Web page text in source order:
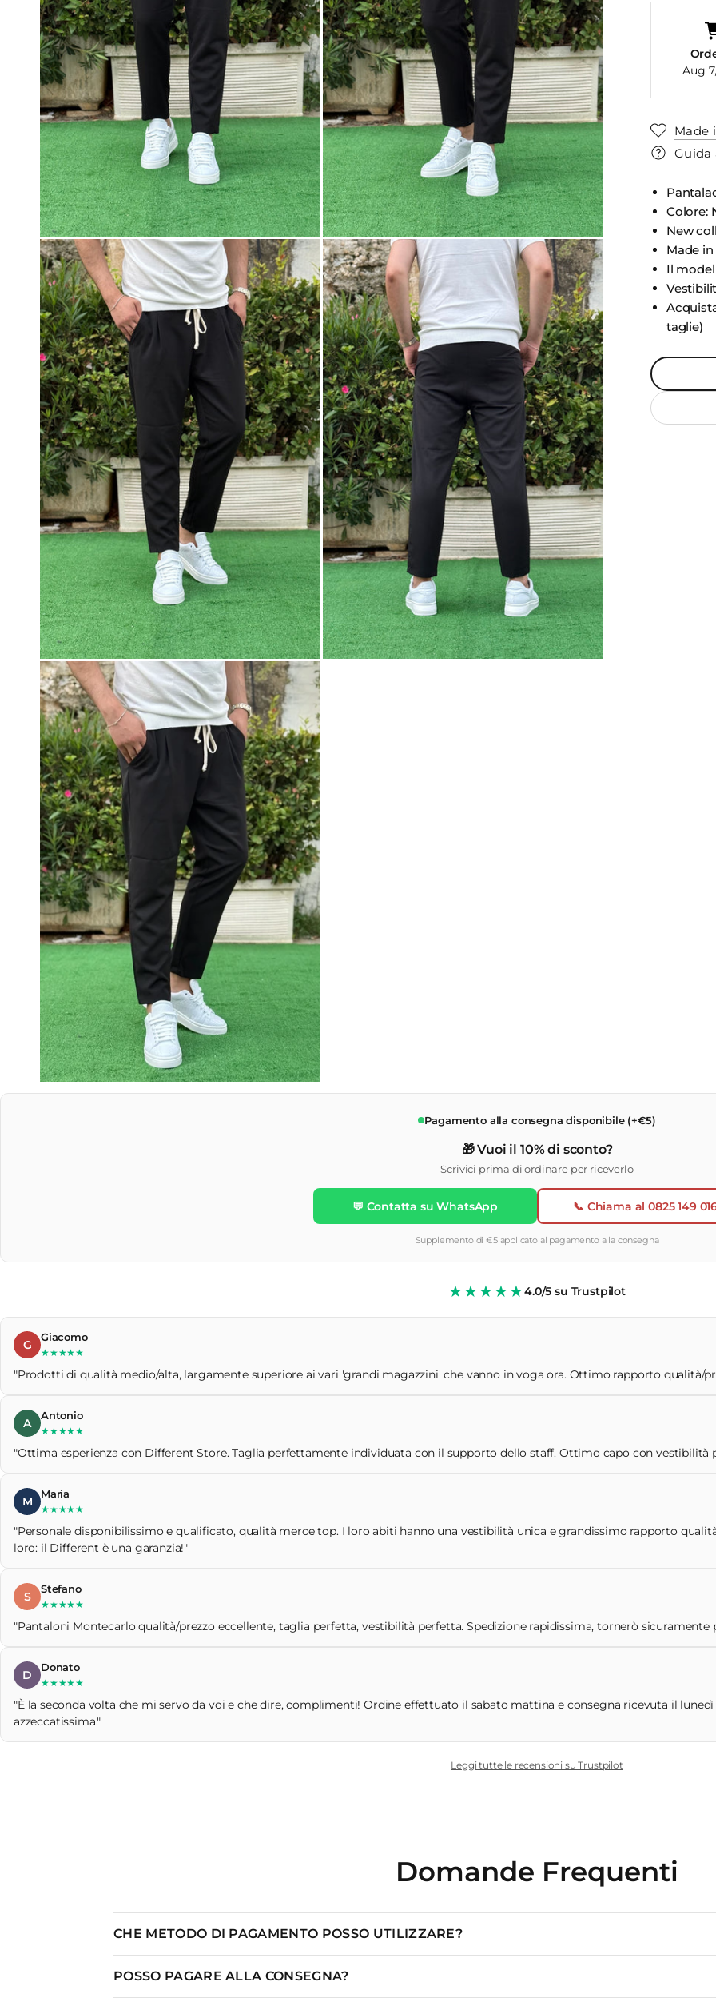
Aug
Made
Guida
Colore:
New
Made in
Il
taglie)
Pagamento alla consegna disponibile (+€5)
🎁 Vuoi il 10% di sconto?
Scrivici prima di ordinare per riceverlo
💬 Contatta su WhatsApp 📞 Chiama al 0825 149
Supplemento di €5 applicato al pagamento alla consegna
★★★★★4.0/5 su Trustpilot
G
Giacomo
★★★★★
"Prodotti di qualità medio/alta, largamente superiore ai vari 'grandi magazzini' che vanno in voga ora. Ottimo rapporto qualità/
A
Antonio
★★★★★
"Ottima esperienza con Different Store. Taglia perfettamente individuata con il supporto dello staff. Ottimo capo con vestibilità
M
Maria
★★★★★
"Personale disponibilissimo e qualificato, qualità merce top. I loro abiti hanno una vestibilità unica e grandissimo rapporto
loro: il Different è una garanzia!"
S
Stefano
★★★★★
"Pantaloni Montecarlo qualità/prezzo eccellente, taglia perfetta, vestibilità perfetta. Spedizione rapidissima, tornerò sicuramente
D
Donato
★★★★★
"È la seconda volta che mi servo da voi e che dire, complimenti! Ordine effettuato il sabato mattina e consegna ricevuta il
azzeccatissima."
Leggi tutte le recensioni su Trustpilot
Domande Frequenti
CHE METODO DI PAGAMENTO POSSO UTILIZZARE?
POSSO PAGARE ALLA CONSEGNA?